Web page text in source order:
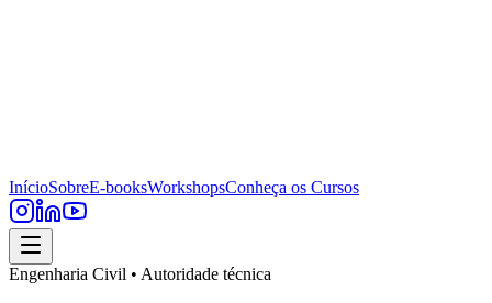
InícioSobreE-booksWorkshopsConheça os Cursos
Engenharia Civil • Autoridade técnica